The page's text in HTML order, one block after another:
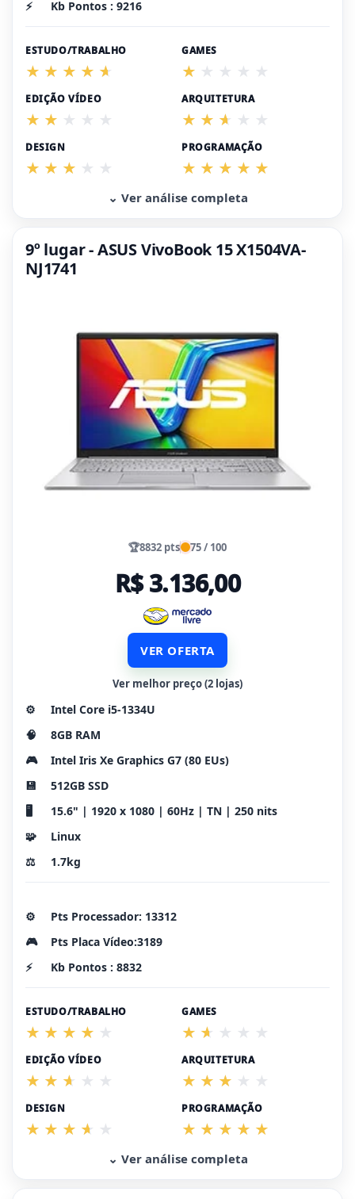
⚡ Kb Pontos : 9216
ESTUDO/TRABALHO GAMES
EDIÇÃO VÍDEO ARQUITETURA
DESIGN PROGRAMAÇÃO
⌄ Ver análise completa
9º lugar - ASUS VivoBook 15 X1504VA-
NJ1741
🏆8832 pts 75 / 100
R$ 3.136,00
VER OFERTA
Ver melhor preço (2 lojas)
⚙️
Intel Core i5-1334U
🧠
8GB RAM
🎮
Intel Iris Xe Graphics G7 (80 EUs)
💾
512GB SSD
🖥️
15.6" | 1920 x 1080 | 60Hz | TN | 250 nits
🧩
Linux
⚖️
1.7kg
⚙️
Pts Processador: 13312
🎮
Pts Placa Vídeo:3189
⚡
Kb Pontos : 8832
ESTUDO/TRABALHO GAMES
EDIÇÃO VÍDEO ARQUITETURA
DESIGN PROGRAMAÇÃO
⌄ Ver análise completa